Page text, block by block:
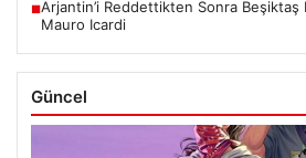
■Arjantin’i Reddettikten Sonra Beşiktaş
Mauro Icardi
Güncel